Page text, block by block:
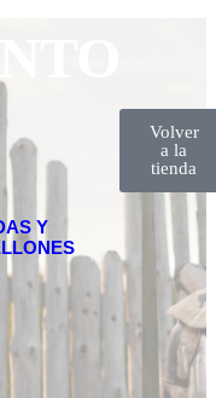
Y
Volver
a la
tienda